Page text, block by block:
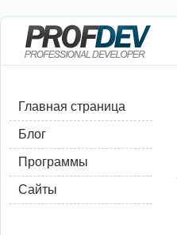
Главная страница
Блог
Программы
Сайты